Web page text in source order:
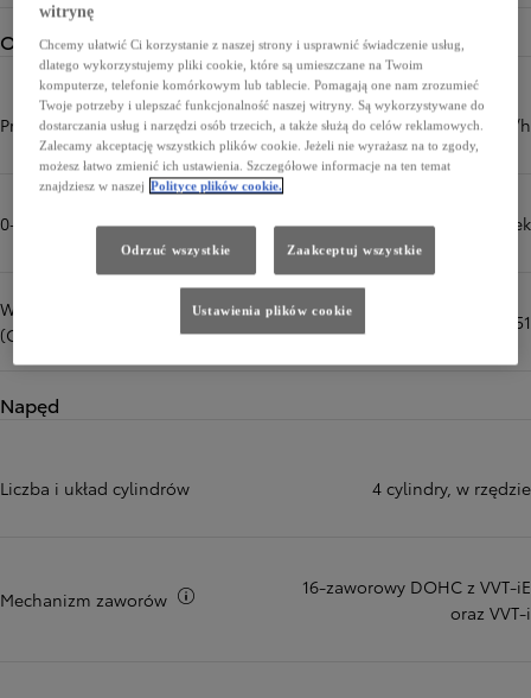
Osiągi
Prędkość maksymalna (km/h) 180 km/h
0-100 km/h (sek) 8 sek
Współczynnik oporu powietrza
(Cx)
0,351
Napęd
Liczba i układ cylindrów 4 cylindry, w rzędzie
Mechanizm zaworów
16-zaworowy DOHC z VVT-iE
oraz VVT-i
witrynę
Chcemy ułatwić Ci korzystanie z naszej strony i usprawnić świadczenie usług,
dlatego wykorzystujemy pliki cookie, które są umieszczane na Twoim
komputerze, telefonie komórkowym lub tablecie. Pomagają one nam zrozumieć
Twoje potrzeby i ulepszać funkcjonalność naszej witryny. Są wykorzystywane do
dostarczania usług i narzędzi osób trzecich, a także służą do celów reklamowych.
Zalecamy akceptację wszystkich plików cookie. Jeżeli nie wyrażasz na to zgody,
możesz łatwo zmienić ich ustawienia. Szczegółowe informacje na ten temat
znajdziesz w naszej Polityce plików cookie.
Odrzuć wszystkie Zaakceptuj wszystkie
Ustawienia plików cookie